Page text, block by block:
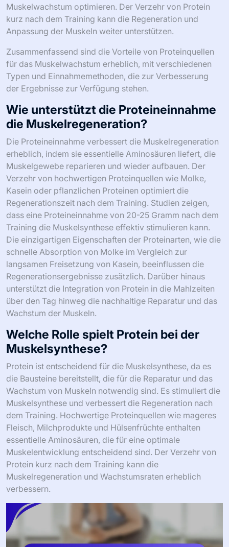
Muskelwachstum optimieren. Der Verzehr von Protein
kurz nach dem Training kann die Regeneration und
Anpassung der Muskeln weiter unterstützen.
Zusammenfassend sind die Vorteile von Proteinquellen
für das Muskelwachstum erheblich, mit verschiedenen
Typen und Einnahmemethoden, die zur Verbesserung
der Ergebnisse zur Verfügung stehen.
Wie unterstützt die Proteineinnahme
die Muskelregeneration?
Die Proteineinnahme verbessert die Muskelregeneration
erheblich, indem sie essentielle Aminosäuren liefert, die
Muskelgewebe reparieren und wieder aufbauen. Der
Verzehr von hochwertigen Proteinquellen wie Molke,
Kasein oder pflanzlichen Proteinen optimiert die
Regenerationszeit nach dem Training. Studien zeigen,
dass eine Proteineinnahme von 20-25 Gramm nach dem
Training die Muskelsynthese effektiv stimulieren kann.
Die einzigartigen Eigenschaften der Proteinarten, wie die
schnelle Absorption von Molke im Vergleich zur
langsamen Freisetzung von Kasein, beeinflussen die
Regenerationsergebnisse zusätzlich. Darüber hinaus
unterstützt die Integration von Protein in die Mahlzeiten
über den Tag hinweg die nachhaltige Reparatur und das
Wachstum der Muskeln.
Welche Rolle spielt Protein bei der
Muskelsynthese?
Protein ist entscheidend für die Muskelsynthese, da es
die Bausteine bereitstellt, die für die Reparatur und das
Wachstum von Muskeln notwendig sind. Es stimuliert die
Muskelsynthese und verbessert die Regeneration nach
dem Training. Hochwertige Proteinquellen wie mageres
Fleisch, Milchprodukte und Hülsenfrüchte enthalten
essentielle Aminosäuren, die für eine optimale
Muskelentwicklung entscheidend sind. Der Verzehr von
Protein kurz nach dem Training kann die
Muskelregeneration und Wachstumsraten erheblich
verbessern.